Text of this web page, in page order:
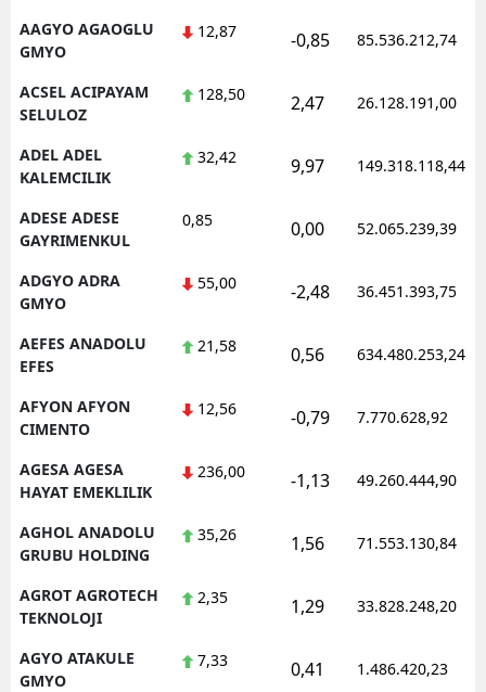
AAGYO AGAOGLU
GMYO
12,87 -0,85 85.536.212,74
ACSEL ACIPAYAM
SELULOZ
128,50 2,47 26.128.191,00
ADEL ADEL
KALEMCILIK
32,42 9,97 149.318.118,44
ADESE ADESE
GAYRIMENKUL
0,85 0,00 52.065.239,39
ADGYO ADRA
GMYO
55,00 -2,48 36.451.393,75
AEFES ANADOLU
EFES
21,58 0,56 634.480.253,24
AFYON AFYON
CIMENTO
12,56 -0,79 7.770.628,92
AGESA AGESA
HAYAT EMEKLILIK
236,00 -1,13 49.260.444,90
AGHOL ANADOLU
GRUBU HOLDING
35,26 1,56 71.553.130,84
AGROT AGROTECH
TEKNOLOJI
2,35 1,29 33.828.248,20
AGYO ATAKULE
GMYO
7,33 0,41 1.486.420,23